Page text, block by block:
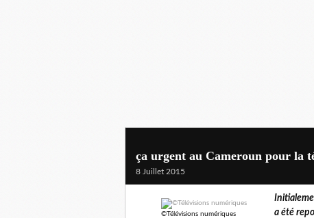
ça urgent au Cameroun pour la
8 Juillet 2015
©Télévisions numériques
a été